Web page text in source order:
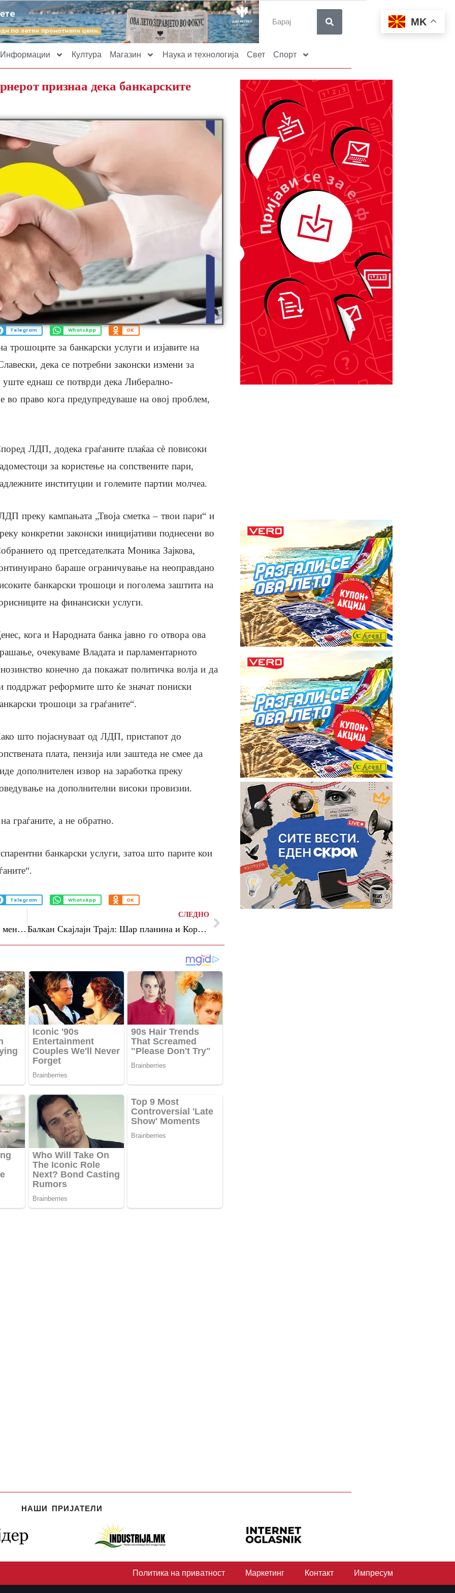
Информации Култура Магазин Наука и технологија Свет Спорт
признаа дека банкарските
Telegram WhatsApp OK
трошоците за банкарски услуги и изјавите на
дека се потребни законски измени за
еднаш се потврди дека Либерално-
во право кога предупредуваше на овој проблем,
ЛДП, додека граѓаните плаќаа сè повисоки
за користење на сопствените пари,
институции и големите партии молчеа.
преку кампањата „Твоја сметка – твои пари“ и
конкретни законски иницијативи поднесени во
од претседателката Моника Зајкова,
бараше ограничување на неоправдано
банкарски трошоци и поголема заштита на
на финансиски услуги.
кога и Народната банка јавно го отвора ова
очекуваме Владата и парламентарното
конечно да покажат политичка волја и да
поддржат реформите што ќе значат пониски
трошоци за граѓаните“.
што појаснуваат од ЛДП, пристапот до
плата, пензија или заштеда не смее да
дополнителен извор на заработка преку
на дополнителни високи провизии.
граѓаните, а не обратно.
банкарски услуги, затоа што парите кои
Telegram WhatsApp OK
(Видео) Лефков: Богоев по стапките на менторот Заев си побарал мито од 2.000 евра за да намести тендер во Царина вреден 300 илјади евра
СЛЕДНО
Балкан Скајлајн Трајл: Шар планина и Кораб во една единствена небесна трансверзалa
НАШИ ПРИЈАТЕЛИ
Политика на приватност Маркетинг Контакт Импресум
MK